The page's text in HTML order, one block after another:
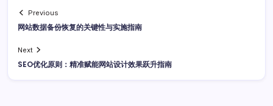
Previous
网站数据备份恢复的关键性与实施指南
Next
SEO优化原则：精准赋能网站设计效果跃升指南